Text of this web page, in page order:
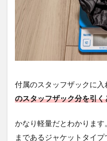
付属のスタッフザックに入
のスタッフザック分を引
かなり軽量だとわかりま
まであるジャケットタイ